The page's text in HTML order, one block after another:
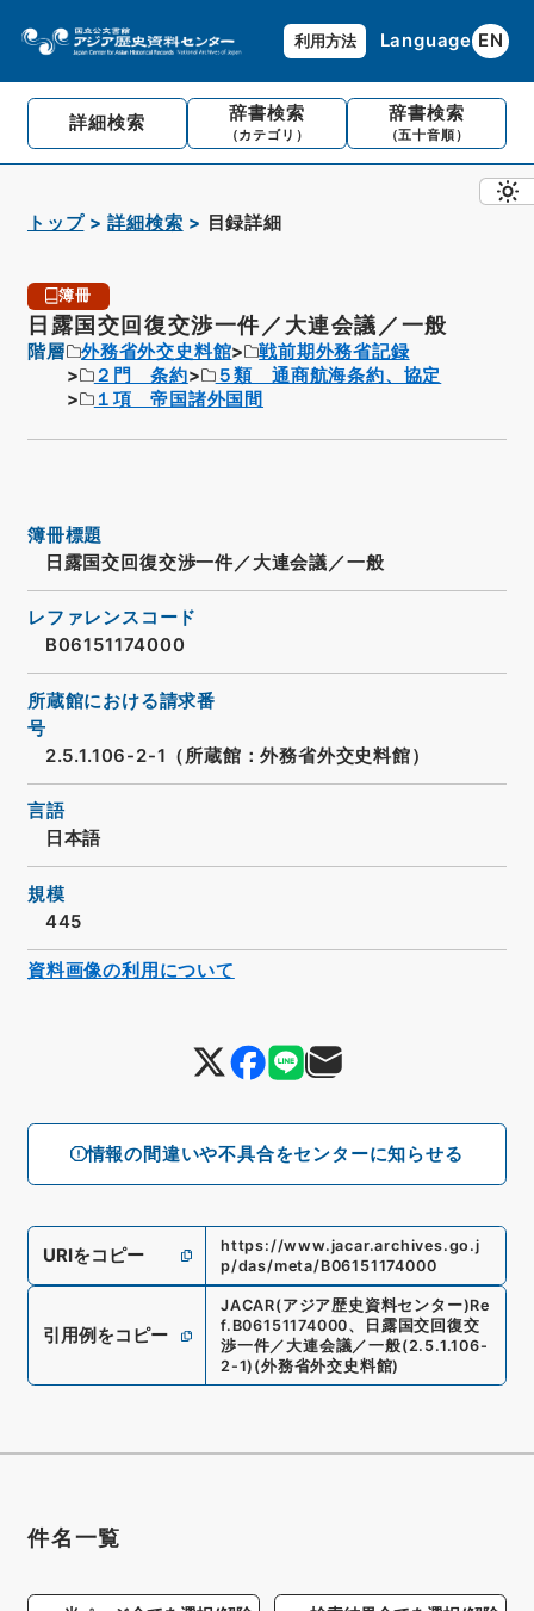
利用方法 Language EN
詳細検索 辞書検索
（カテゴリ）
辞書検索
（五十音順）
トップ 詳細検索 目録詳細
簿冊
日露国交回復交渉一件／大連会議／一般
階層 外務省外交史料館
戦前期外務省記録
２門 条約
５類 通商航海条約、協定
１項 帝国諸外国間
情報の間違いや不具合をセンターに知らせる
簿冊標題
日露国交回復交渉一件／大連会議／一般
レファレンスコード
B06151174000
所蔵館における請求番
号
2.5.1.106-2-1（所蔵館：外務省外交史料館）
言語
日本語
規模
445
URIをコピー
https://www.jacar.archives.go.j
p/das/meta/B06151174000
引用例をコピー
JACAR(アジア歴史資料センター)Re
f. B06151174000、
日露国交回復交
渉一件／大連会議／一般(2.5.1.106-
2-1) (外務省外交史料館)
資料画像の利用について
件名一覧